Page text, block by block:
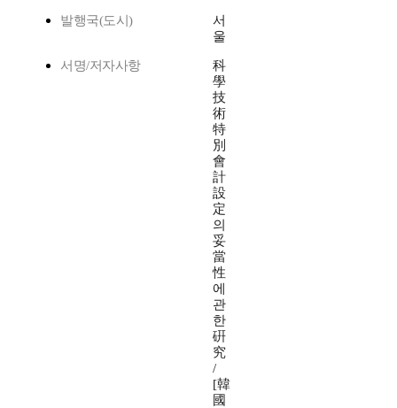
발행국(도시)
서
울
서명/저자사항
科
學
技
術
特
別
會
計
設
定
의
妥
當
性
에
관
한
硏
究
/
[韓
國